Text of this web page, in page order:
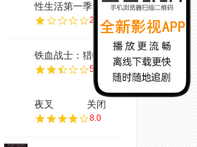
性生活第一季
2.0
铁血战士：猎物
5.0
夜叉
8.0
关闭